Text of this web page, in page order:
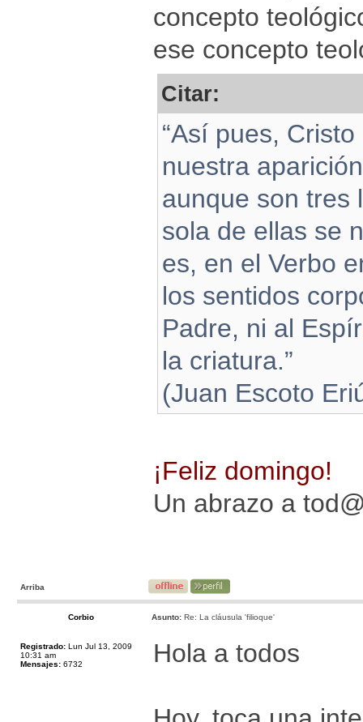
concepto
ese concepto
Citar:
“Así pues,
nuestra
aunque son tres
sola de ellas se
es, en el Verbo
los sentidos
Padre, ni al
la criatura.”
(Juan Escoto
¡Feliz domingo!
Un abrazo a
Arriba
Corbio Asunto: Re: La cláusula 'filioque'
Registrado: Lun Jul 13, 2009
10:31 am
Mensajes: 6732 Hola a todos